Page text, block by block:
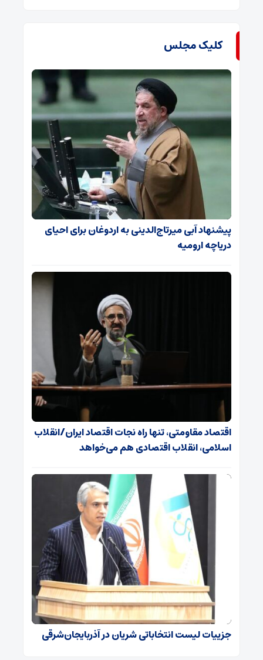
کلیک مجلس
پیشنهاد آبی میرتاج‌الدینی‌ به اردوغان برای احیای
دریاچه ارومیه
اقتصاد مقاومتی، تنها راه نجات اقتصاد ایران/انقلاب
اسلامی، انقلاب اقتصادی هم می‌خواهد
جزییات لیست انتخاباتی شریان در آذربایجان‌شرقی